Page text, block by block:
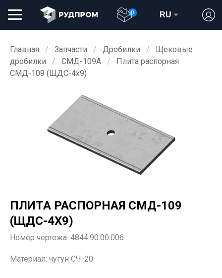
0 RU
Главная Запчасти Дробилки
Щековые
дробилки
СМД-109А
Плита распорная
СМД-109 (ЩДС-4х9)
ПЛИТА РАСПОРНАЯ СМД-109
(ЩДС-4Х9)
Номер чертежа: 4844.90.00.006
Материал: чугун СЧ-20